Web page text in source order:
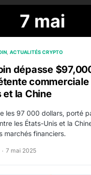
ACTUALITÉS CRYPTO
dépasse
commerciale
et la Chine
les 97 000 dollars, porté
les États-Unis et la
marchés financiers.
7 mai 2025